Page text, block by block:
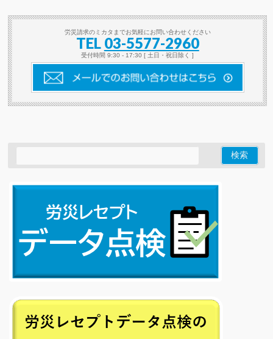
労災請求のミカタまでお気軽にお問い合わせください
TEL 03-5577-2960
受付時間 9:30 - 17:30 [ 土日・祝日除く ]